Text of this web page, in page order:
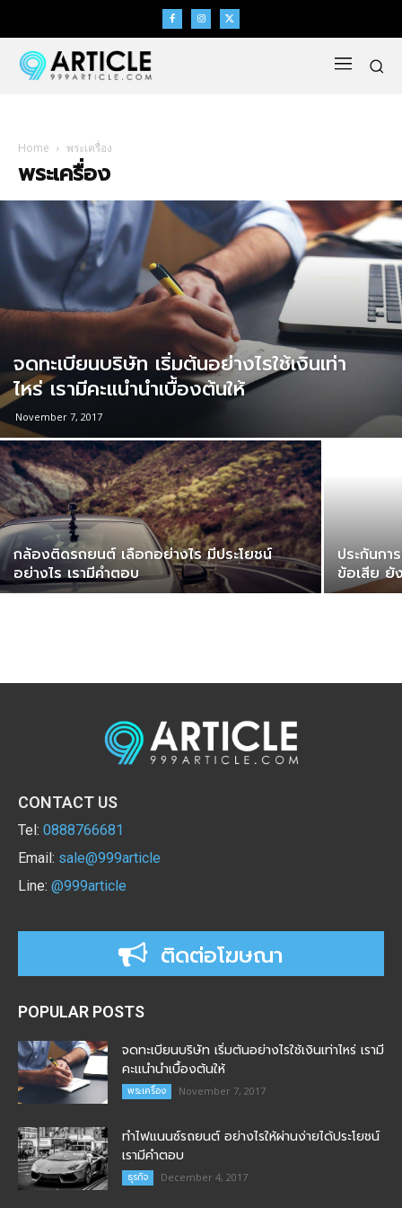
Home พระเครื่อง
พระเครื่อง
จดทะเบียนบริษัท เริ่มต้นอย่างไรใช้เงินเท่า
ไหร่ เรามีคะแนำนำเบื้องต้นให้
November 7, 2017
กล้องติดรถยนต์ เลือกอย่างไร มีประโยชน์
อย่างไร เรามีคำตอบ
ประกันกา
ข้อเสีย ยั
CONTACT US
Tel: 0888766681
Email: sale@999article
Line: @999article
ติดต่อโฆษณา
POPULAR POSTS
จดทะเบียนบริษัท เริ่มต้นอย่างไรใช้เงินเท่าไหร่ เรามี
คะแนำนำเบื้องต้นให้
พระเครื่อง November 7, 2017
ทำไฟแนนซ์รถยนต์ อย่างไรให้ผ่านง่ายได้ประโยชน์
เรามีคำตอบ
ธุรกิจ December 4, 2017